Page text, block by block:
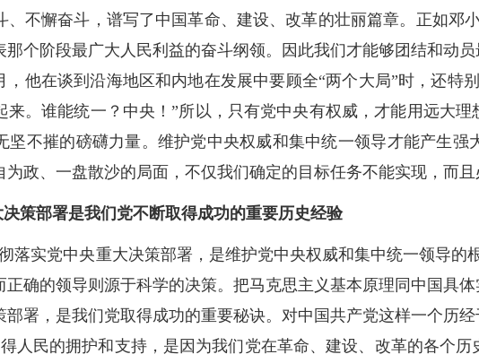
、不懈奋斗，谱写了中国革命、建设、改革的壮丽篇章。正如邓
那个阶段最广大人民利益的奋斗纲领。因此我们才能够团结和动
，他在谈到沿海地区和内地在发展中要顾全“两个大局”时，还
来。谁能统一？中央！”所以，只有党中央有权威，才能用远大
坚不摧的磅礴力量。维护党中央权威和集中统一领导才能产生
政、一盘散沙的局面，不仅我们确定的目标任务不能实现，而且
策部署是我们党不断取得成功的重要历史经验
落实党中央重大决策部署，是维护党中央权威和集中统一领导
确的领导则源于科学的决策。把马克思主义基本原理同中国具
署，是我们党取得成功的重要秘诀。对中国共产党这样一个历
人民的拥护和支持，是因为我们党在革命、建设、改革的各个